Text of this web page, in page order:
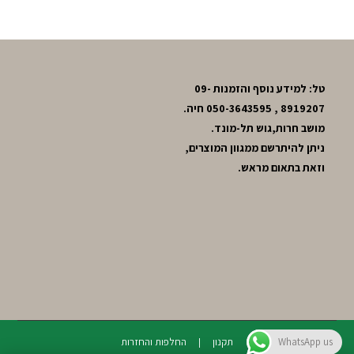
טל: למידע נוסף והזמנות 09-
8919207 , 050-3643595 חיה.
מושב חרות,גוש תל-מונד.
ניתן להיתרשם ממגוון המוצרים,
וזאת בתאום מראש.
תקנון החלפות והחזרות WhatsApp us